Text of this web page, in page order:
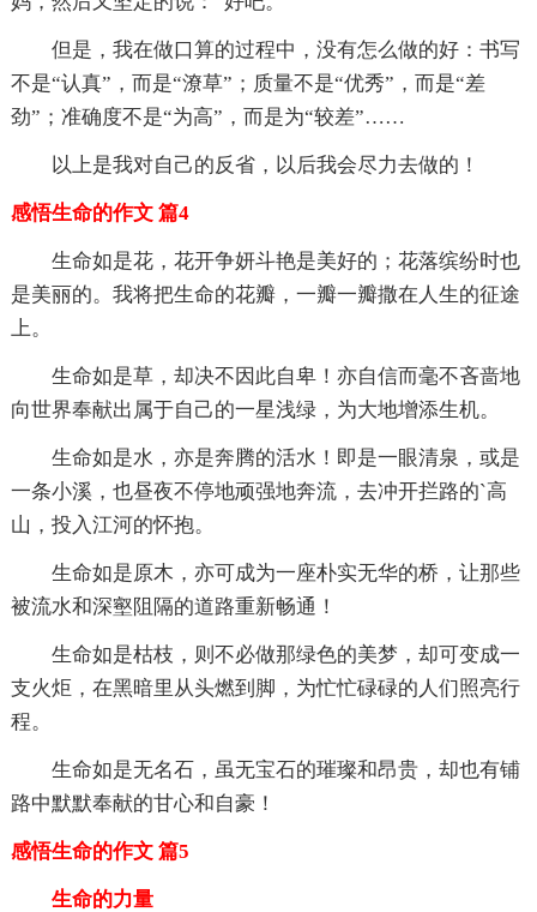
但是，我在做口算的过程中，没有怎么做的好：书写
不是“认真”，而是“潦草”；质量不是“优秀”，而是“差
劲”；准确度不是“为高”，而是为“较差”……
以上是我对自己的反省，以后我会尽力去做的！
感悟生命的作文 篇4
生命如是花，花开争妍斗艳是美好的；花落缤纷时也
是美丽的。我将把生命的花瓣，一瓣一瓣撒在人生的征途
上。
生命如是草，却决不因此自卑！亦自信而毫不吝啬地
向世界奉献出属于自己的一星浅绿，为大地增添生机。
生命如是水，亦是奔腾的活水！即是一眼清泉，或是
一条小溪，也昼夜不停地顽强地奔流，去冲开拦路的`高
山，投入江河的怀抱。
生命如是原木，亦可成为一座朴实无华的桥，让那些
被流水和深壑阻隔的道路重新畅通！
生命如是枯枝，则不必做那绿色的美梦，却可变成一
支火炬，在黑暗里从头燃到脚，为忙忙碌碌的人们照亮行
程。
生命如是无名石，虽无宝石的璀璨和昂贵，却也有铺
路中默默奉献的甘心和自豪！
感悟生命的作文 篇5
生命的力量